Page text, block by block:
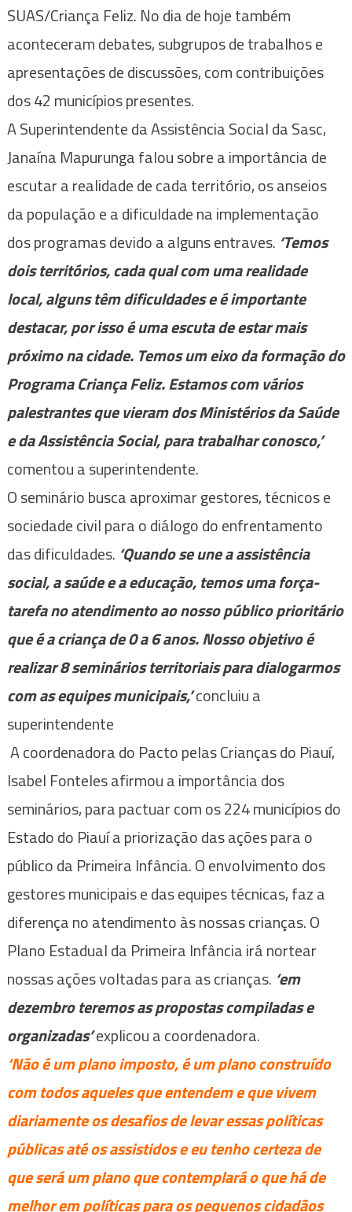
SUAS/Criança Feliz. No dia de hoje também
aconteceram debates, subgrupos de trabalhos e
apresentações de discussões, com contribuições
dos 42 municípios presentes.
A Superintendente da Assistência Social da Sasc,
Janaína Mapurunga falou sobre a importância de
escutar a realidade de cada território, os anseios
da população e a dificuldade na implementação
dos programas devido a alguns entraves. ‘Temos
dois territórios, cada qual com uma realidade
local, alguns têm dificuldades e é importante
destacar, por isso é uma escuta de estar mais
próximo na cidade. Temos um eixo da formação do
Programa Criança Feliz. Estamos com vários
palestrantes que vieram dos Ministérios da Saúde
e da Assistência Social, para trabalhar conosco,’
comentou a superintendente.
O seminário busca aproximar gestores, técnicos e
sociedade civil para o diálogo do enfrentamento
das dificuldades. ‘Quando se une a assistência
social, a saúde e a educação, temos uma força-
tarefa no atendimento ao nosso público prioritário
que é a criança de 0 a 6 anos. Nosso objetivo é
realizar 8 seminários territoriais para dialogarmos
com as equipes municipais,’concluiu a
superintendente
A coordenadora do Pacto pelas Crianças do Piauí,
Isabel Fonteles afirmou a importância dos
seminários, para pactuar com os 224 municípios do
Estado do Piauí a priorização das ações para o
público da Primeira Infância. O envolvimento dos
gestores municipais e das equipes técnicas, faz a
diferença no atendimento às nossas crianças. O
Plano Estadual da Primeira Infância irá nortear
nossas ações voltadas para as crianças. ‘em
dezembro teremos as propostas compiladas e
organizadas’explicou a coordenadora.
‘Não é um plano imposto, é um plano construído
com todos aqueles que entendem e que vivem
diariamente os desafios de levar essas políticas
públicas até os assistidos e eu tenho certeza de
que será um plano que contemplará o que há de
melhor em políticas para os pequenos cidadãos